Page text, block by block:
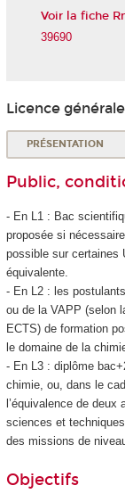
Voir la fiche
39690
Licence
PRÉSENTATION
Public,
- En L1 : Bac
proposée si
possible sur certaines
équivalente.
- En L2 : les
ou de la VAPP (selon
ECTS) de formation
le domaine de la
- En L3 : diplôme
chimie, ou, dans le
l’équivalence de deux
sciences et
des missions de
Objectifs